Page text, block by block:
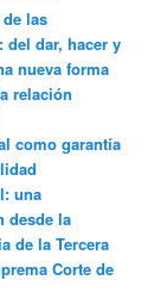
las
del dar, hacer y
nueva forma
relación
como garantía
una
desde la
de la Tercera
Corte de